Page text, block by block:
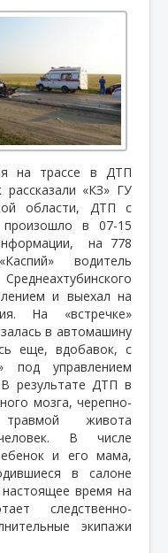
на трассе в ДТП
«КЗ» ГУ
области, ДТП с
в 07-15
на 778
водитель
и выехал на
На «встречке»
в автомашину
еще, вдобавок, с
под управлением
результате ДТП в
мозга, черепно-
живота
В числе
и его мама,
в салоне
время на
следственно-
экипажи